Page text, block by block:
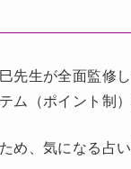
先生が全面監修
ム（ポイント制
め、気になる占